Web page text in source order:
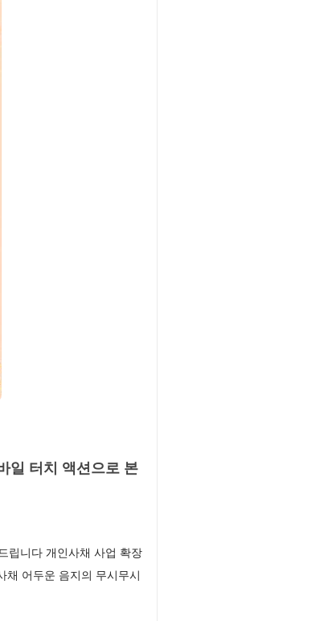
일 터치 액션으로 본
립니다 개인사채 사업 확장
채 어두운 음지의 무시무시